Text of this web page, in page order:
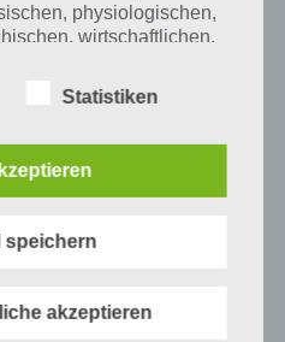
auf Touchportal
physiologischen,
wirtschaftlichen,
ist jede identifizierte oder
verarbeitet
Statistiken
speichern
akzeptieren